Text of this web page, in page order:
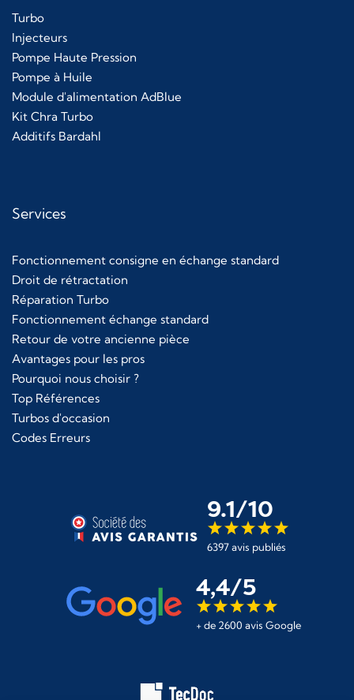
Turbo
Injecteurs
Pompe Haute Pression
Pompe à Huile
Module d'alimentation AdBlue
Kit Chra Turbo
Additifs Bardahl
Services
Fonctionnement consigne en échange standard
Droit de rétractation
Réparation Turbo
Fonctionnement échange standard
Retour de votre ancienne pièce
Avantages pour les pros
Pourquoi nous choisir ?
Top Références
Turbos d'occasion
Codes Erreurs
9.1/10
6397 avis publiés
4,4/5
+ de 2600 avis Google